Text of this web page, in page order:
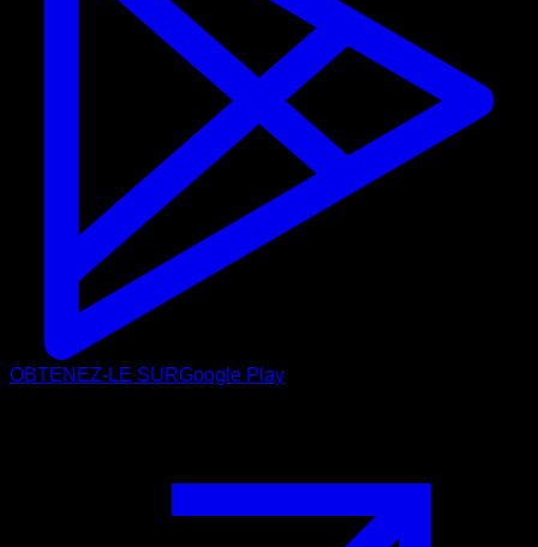
OBTENEZ-LE SURGoogle Play